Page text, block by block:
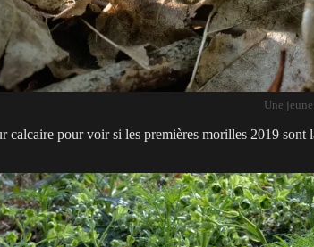
Une
calcaire pour voir si les premières morilles 2019